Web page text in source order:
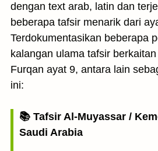
dengan text arab, latin dan
beberapa tafsir menarik dari
Terdokumentasikan beberapa
kalangan ulama tafsir
Furqan ayat 9, antara lain
ini:
📚 Tafsir Al-Muyassar /
Saudi Arabia